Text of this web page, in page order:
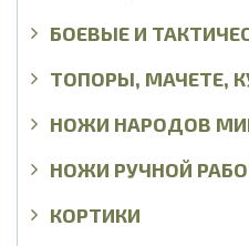
БОЕВЫЕ И
ТОПОРЫ, МАЧЕТЕ,
НОЖИ НАРОДОВ
НОЖИ РУЧНОЙ
КОРТИКИ